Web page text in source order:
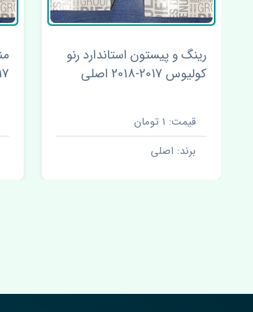
منبع اگزوز آخر رنو کولیوس
2017-2018 چین
قیمت: 1 تومان
برند: اصلی